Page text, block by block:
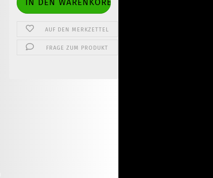
AUF DEN MERKZETTEL
FRAGE ZUM PRODUKT